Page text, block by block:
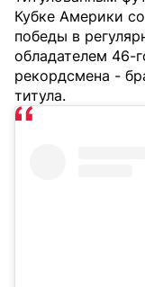
Кубке Америки
победы в
обладателем 46-
рекордсмена -
титула.